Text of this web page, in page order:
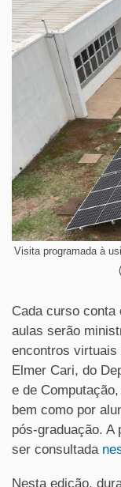
Visita programada à
Cada curso
aulas serão
encontros virtuais
Elmer Cari, do
e de
bem como por
pós-graduação. A
ser consultada
Nesta edição,